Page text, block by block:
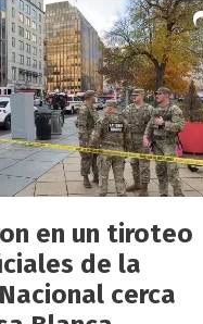
en un tiroteo
de la
cerca